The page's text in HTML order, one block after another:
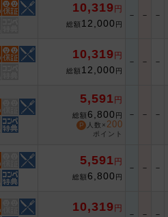
10,319 円
総額 12,000 円
－ － －
10,319 円
総額 12,000 円
－ － －
5,591 円
総額 6,800 円
人数× 200
ポイント
－ － －
5,591 円
総額 6,800 円
－ － －
10,319 円
－ － －